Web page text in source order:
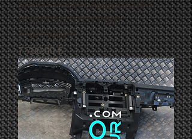
SPORT POUR LAMBORGHINI
HURACAN STO LP640
4T0251051N
Pris
7.700,00 €